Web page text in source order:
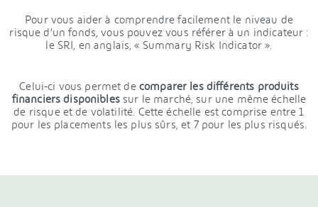
Pour vous aider à comprendre facilement le niveau de
risque d’un fonds, vous pouvez vous référer à un indicateur :
le SRI, en anglais, « Summary Risk Indicator ».
Celui-ci vous permet decomparer les différents produits
financiers disponibles sur le marché, sur une même échelle
de risque et de volatilité. Cette échelle est comprise entre 1
pour les placements les plus sûrs, et 7 pour les plus risqués.